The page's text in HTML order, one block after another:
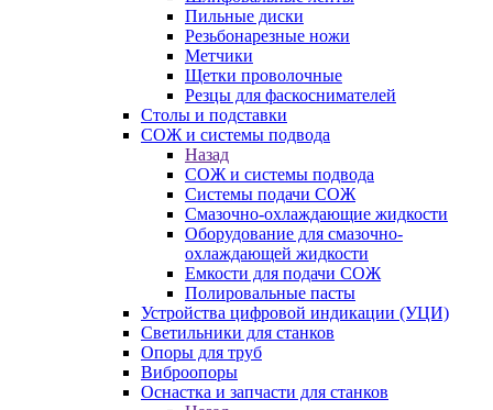
Пильные диски
Резьбонарезные ножи
Метчики
Щетки проволочные
Резцы для фаскоснимателей
Столы и подставки
СОЖ и системы подвода
Назад
СОЖ и системы подвода
Системы подачи СОЖ
Смазочно-охлаждающие жидкости
Оборудование для смазочно-
охлаждающей жидкости
Емкости для подачи СОЖ
Полировальные пасты
Устройства цифровой индикации (УЦИ)
Светильники для станков
Опоры для труб
Виброопоры
Оснастка и запчасти для станков